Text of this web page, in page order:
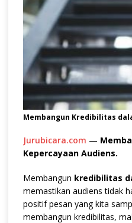
Membangun Kredibilitas
Jurubicara.com —
Kepercayaan Audiens.
Membangun kredibilitas
memastikan audiens tidak
positif pesan yang kita
membangun kredibilitas,